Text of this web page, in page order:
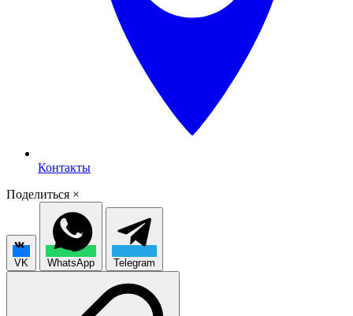
Контакты
Поделиться ×
VK WhatsApp Telegram